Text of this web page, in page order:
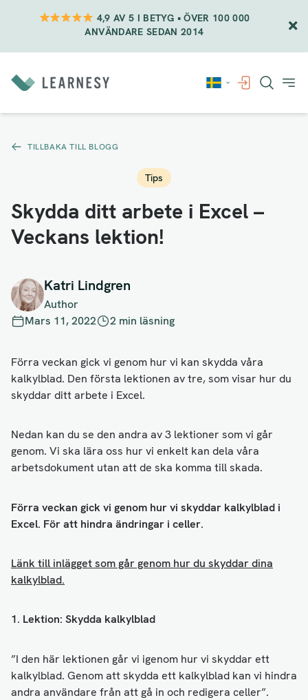
4,9 AV 5 I BETYG • ÖVER 100 000
ANVÄNDARE SEDAN 2014
till
innehåll
TILLBAKA TILL BLOGG
Tips
Skydda ditt arbete i Excel –
Veckans lektion!
Katri Lindgren
Author
Mars 11, 2022
2 min läsning
Förra veckan gick vi genom hur vi kan skydda våra
kalkylblad. Den första lektionen av tre, som visar hur du
skyddar ditt arbete i Excel.
Nedan kan du se den andra av 3 lektioner som vi går
genom. Vi ska lära oss hur vi enkelt kan dela våra
arbetsdokument utan att de ska komma till skada.
Förra veckan gick vi genom hur vi skyddar kalkylblad i
Excel. För att hindra ändringar i celler.
Länk till inlägget som går genom hur du skyddar dina
kalkylblad.
1. Lektion: Skydda kalkylblad
”I den här lektionen går vi igenom hur vi skyddar ett
kalkylblad. Genom att skydda ett kalkylblad kan vi hindra
andra användare från att gå in och redigera celler”.